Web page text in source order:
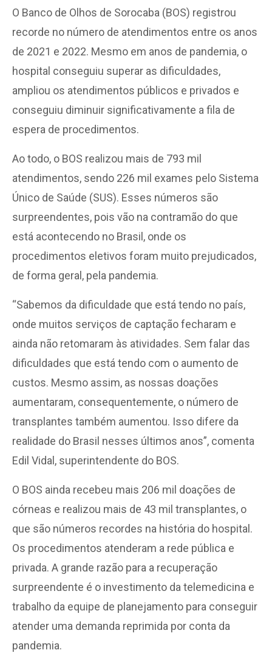
O Banco de Olhos de Sorocaba (BOS) registrou
recorde no número de atendimentos entre os anos
de 2021 e 2022. Mesmo em anos de pandemia, o
hospital conseguiu superar as dificuldades,
ampliou os atendimentos públicos e privados e
conseguiu diminuir significativamente a fila de
espera de procedimentos.
Ao todo, o BOS realizou mais de 793 mil
atendimentos, sendo 226 mil exames pelo Sistema
Único de Saúde (SUS). Esses números são
surpreendentes, pois vão na contramão do que
está acontecendo no Brasil, onde os
procedimentos eletivos foram muito prejudicados,
de forma geral, pela pandemia.
“Sabemos da dificuldade que está tendo no país,
onde muitos serviços de captação fecharam e
ainda não retomaram às atividades. Sem falar das
dificuldades que está tendo com o aumento de
custos. Mesmo assim, as nossas doações
aumentaram, consequentemente, o número de
transplantes também aumentou. Isso difere da
realidade do Brasil nesses últimos anos”, comenta
Edil Vidal, superintendente do BOS.
O BOS ainda recebeu mais 206 mil doações de
córneas e realizou mais de 43 mil transplantes, o
que são números recordes na história do hospital.
Os procedimentos atenderam a rede pública e
privada. A grande razão para a recuperação
surpreendente é o investimento da telemedicina e
trabalho da equipe de planejamento para conseguir
atender uma demanda reprimida por conta da
pandemia.